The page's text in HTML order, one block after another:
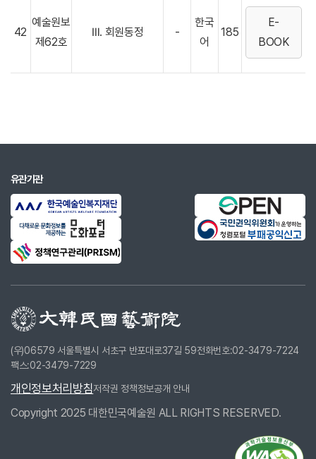
42
예술원보
제62호
Ⅲ. 회원동정 -
한국
어
185
E-
BOOK
유관기관
(우)06579 서울특별시 서초구 반포대로37길 59전화번호:02-3479-7224
팩스:02-3479-7229
개인정보처리방침저작권 정책정보공개 안내
Copyright 2025 대한민국예술원 ALL RIGHTS RESERVED.